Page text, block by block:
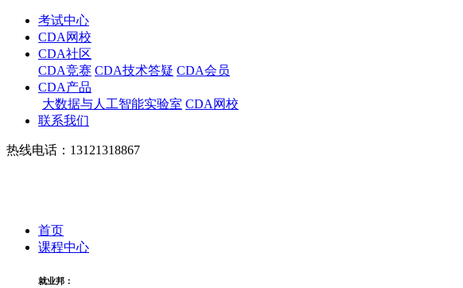
考试中心
CDA网校
CDA社区
CDA竞赛 CDA技术答疑 CDA会员
CDA产品
大数据与人工智能实验室 CDA网校
联系我们
热线电话：13121318867
首页
课程中心
就业邦：